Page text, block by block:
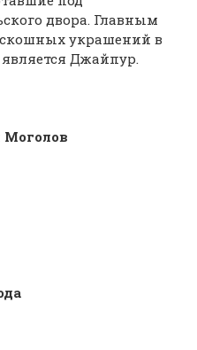
двора. Главным
украшений в
Джайпур.
Моголов